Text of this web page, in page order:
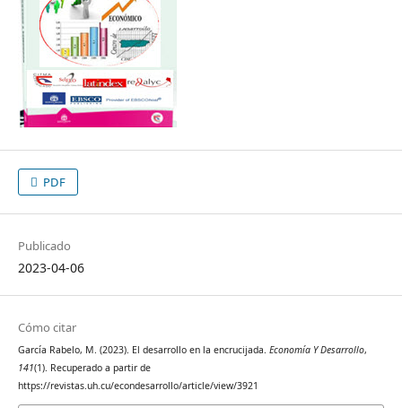
PDF
Publicado
2023-04-06
Cómo citar
García Rabelo, M. (2023). El desarrollo en la encrucijada. Economía Y Desarrollo,
141(1). Recuperado a partir de
https://revistas.uh.cu/econdesarrollo/article/view/3921